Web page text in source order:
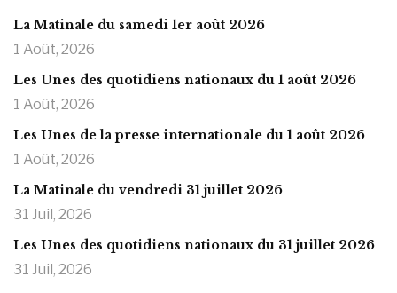
La Matinale du samedi 1er août 2026
1 Août, 2026
Les Unes des quotidiens nationaux du 1 août 2026
1 Août, 2026
Les Unes de la presse internationale du 1 août 2026
1 Août, 2026
La Matinale du vendredi 31 juillet 2026
31 Juil, 2026
Les Unes des quotidiens nationaux du 31 juillet 2026
31 Juil, 2026